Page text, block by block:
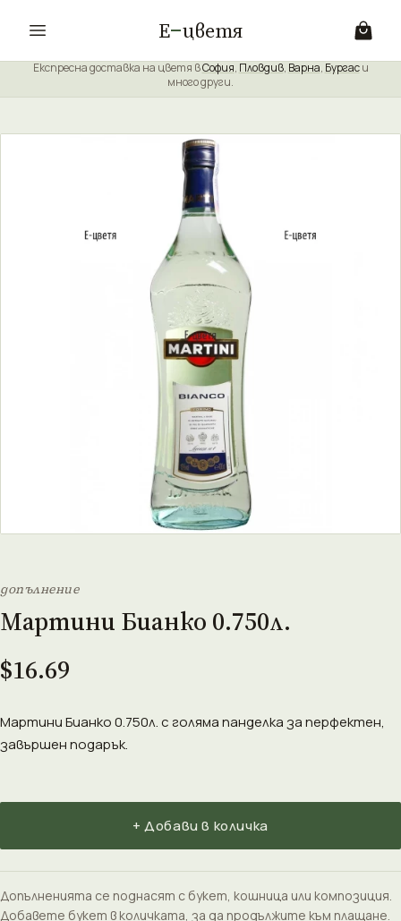
Е цветя
Експресна доставка на цветя вСофия, Пловдив, Варна, Бургаси
много други.
допълнение
Мартини Бианко 0.750л.
$16.69
Мартини Бианко 0.750л. с голяма панделка за перфектен,
завършен подарък.
+ Добави в количка
Допълненията се поднасят с букет, кошница или композиция.
Добавете букет в количката, за да продължите към плащане.